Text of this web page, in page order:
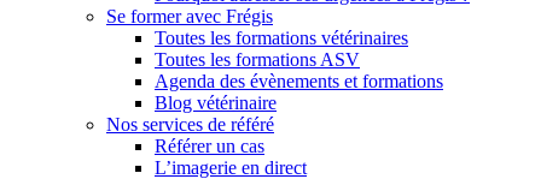
Se former avec Frégis
Toutes les formations vétérinaires
Toutes les formations ASV
Agenda des évènements et formations
Blog vétérinaire
Nos services de référé
Référer un cas
L’imagerie en direct